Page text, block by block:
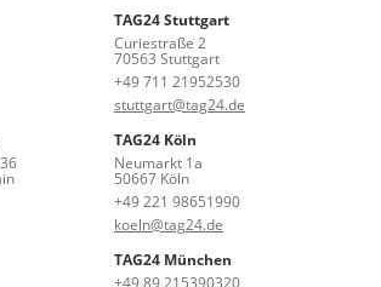
TAG24 Stuttgart
Curiestraße 2
70563 Stuttgart
+49 711 21952530
stuttgart@tag24.de
TAG24 Köln
Neumarkt 1a
50667 Köln
+49 221 98651990
koeln@tag24.de
TAG24 München
+49 89 215390320